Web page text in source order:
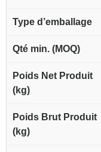
Type d’emballage
Qté min. (MOQ)
Poids Net Produit
(kg)
Poids Brut Produit
(kg)